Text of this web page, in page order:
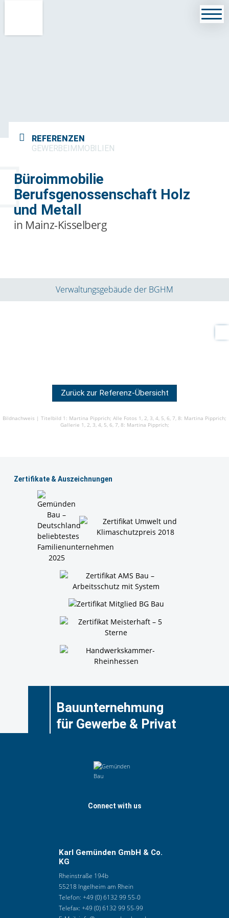
REFERENZEN
GEWERBEIMMOBILIEN
Büroimmobilie
Berufsgenossenschaft Holz
und Metall
in Mainz-Kisselberg
Verwaltungsgebäude der BGHM
Zurück zur Referenz-Übersicht
Bildnachweis | Titelbild 1: Martina Pipprich; Alle Fotos 1, 2, 3, 4, 5, 6, 7, 8: Martina Pipprich;
Gallerie 1, 2, 3, 4, 5, 6, 7, 8: Martina Pipprich;
Zertiﬁkate & Auszeichnungen
Bauunternehmung
für Gewerbe & Privat
Connect with us
Karl Gemünden GmbH & Co.
KG
Rheinstraße 194b
55218 Ingelheim am Rhein
Telefon:+49 (0) 6132 99 55-0
Telefax:+49 (0) 6132 99 55-99